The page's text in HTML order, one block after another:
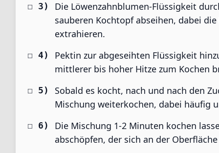
Die Löwenzahnblumen-Flüssigkeit
sauberen Kochtopf abseihen, dabei
extrahieren.
Pektin zur abgeseihten Flüssigkeit
mittlerer bis hoher Hitze zum Kochen
Sobald es kocht, nach und nach den
Mischung weiterkochen, dabei häufig
Die Mischung 1-2 Minuten kochen
abschöpfen, der sich an der